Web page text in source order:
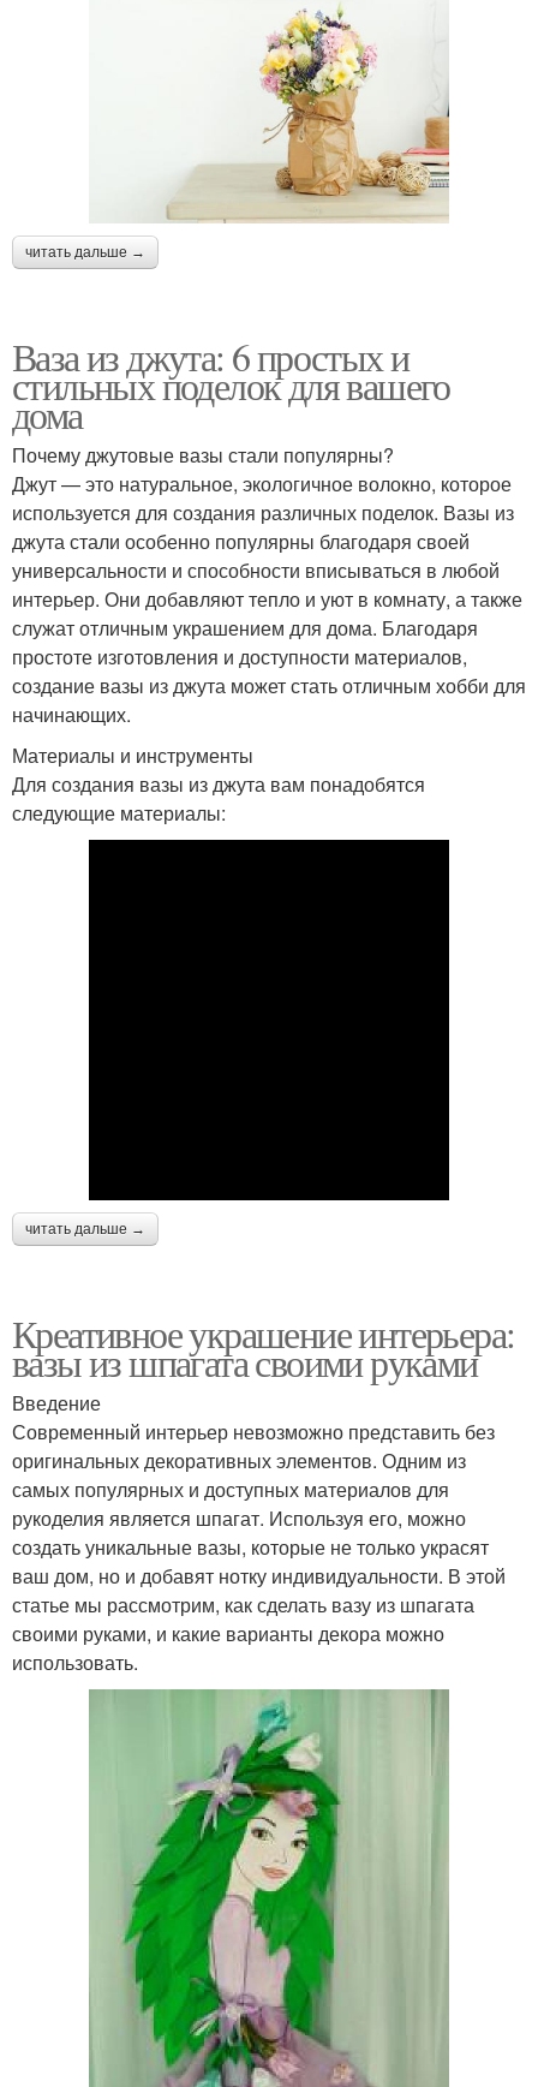
читать дальше →
Ваза из джута: 6 простых и
стильных поделок для вашего
дома
Почему джутовые вазы стали популярны?
Джут — это натуральное, экологичное волокно, которое
используется для создания различных поделок. Вазы из
джута стали особенно популярны благодаря своей
универсальности и способности вписываться в любой
интерьер. Они добавляют тепло и уют в комнату, а также
служат отличным украшением для дома. Благодаря
простоте изготовления и доступности материалов,
создание вазы из джута может стать отличным хобби для
начинающих.
Материалы и инструменты
Для создания вазы из джута вам понадобятся
следующие материалы:
читать дальше →
Креативное украшение интерьера:
вазы из шпагата своими руками
Введение
Современный интерьер невозможно представить без
оригинальных декоративных элементов. Одним из
самых популярных и доступных материалов для
рукоделия является шпагат. Используя его, можно
создать уникальные вазы, которые не только украсят
ваш дом, но и добавят нотку индивидуальности. В этой
статье мы рассмотрим, как сделать вазу из шпагата
своими руками, и какие варианты декора можно
использовать.